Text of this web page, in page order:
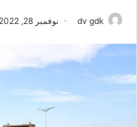
dv gdk نوفمبر 28, 2022